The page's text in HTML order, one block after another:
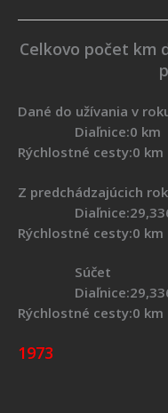
Celkovo počet km
Dané do užívania v
Diaľnice:0 km
Rýchlostné cesty:0 km
Z predchádzajúcich
Diaľnice:29,336
Rýchlostné cesty:0 km
Súčet
Diaľnice:29,336
Rýchlostné cesty:0 km
1973